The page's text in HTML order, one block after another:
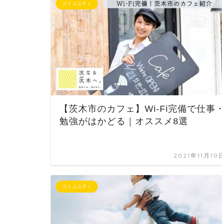
コミュニティ
【茨木市のカフェ】Wi-Fi完備で仕事・
勉強がはかどる｜オススメ8選
2021年11月10
コミュニティ